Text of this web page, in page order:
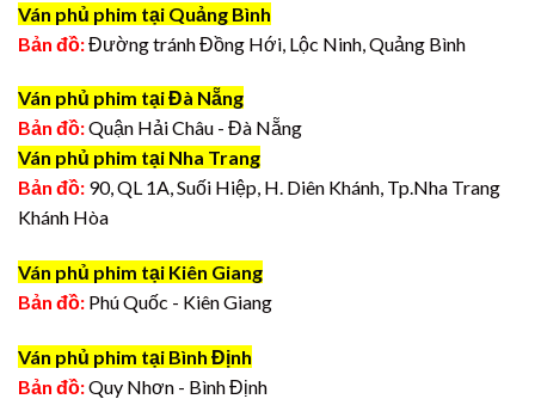
Ván phủ phim tại Quảng Bình
Bản đồ:Đường tránh Đồng Hới, Lộc Ninh, Quảng Bình
Ván phủ phim tại Đà Nẵng
Bản đồ:Quận Hải Châu - Đà Nẵng
Ván phủ phim tại Nha Trang
Bản đồ: 90, QL 1A, Suối Hiệp, H. Diên Khánh, Tp.Nha Trang
Khánh Hòa
Ván phủ phim tại Kiên Giang
Bản đồ: Phú Quốc - Kiên Giang
Ván phủ phim tại Bình Định
Bản đồ:Quy Nhơn - Bình Định